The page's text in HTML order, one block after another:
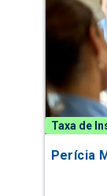
Taxa de
Perícia